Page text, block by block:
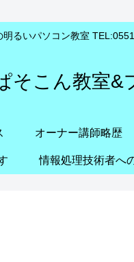
明るいパソコン教室
そこん教室&
オーナー講師略歴
情報処理技術者へ